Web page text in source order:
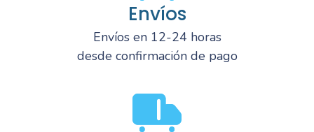
Envíos
Envíos en 12-24 horas
desde confirmación de pago